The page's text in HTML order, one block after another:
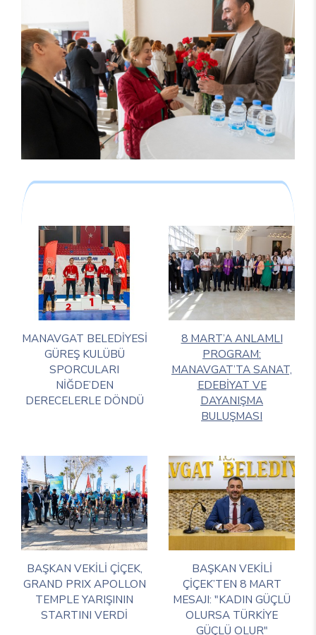
MANAVGAT BELEDİYESİ
GÜREŞ KULÜBÜ
SPORCULARI
NİĞDE’DEN
DERECELERLE DÖNDÜ
8 MART’A ANLAMLI
PROGRAM:
MANAVGAT’TA SANAT,
EDEBİYAT VE
DAYANIŞMA
BULUŞMASI
BAŞKAN VEKİLİ ÇİÇEK,
GRAND PRIX APOLLON
TEMPLE YARIŞININ
STARTINI VERDİ
BAŞKAN VEKİLİ
ÇİÇEK’TEN 8 MART
MESAJI: "KADIN GÜÇLÜ
OLURSA TÜRKİYE
GÜÇLÜ OLUR"